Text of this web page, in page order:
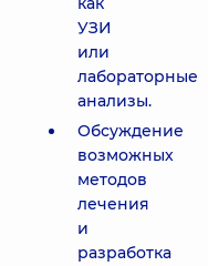
УЗИ
или
лабораторные
анализы.
Обсуждение
возможных
методов
лечения
и
разработка